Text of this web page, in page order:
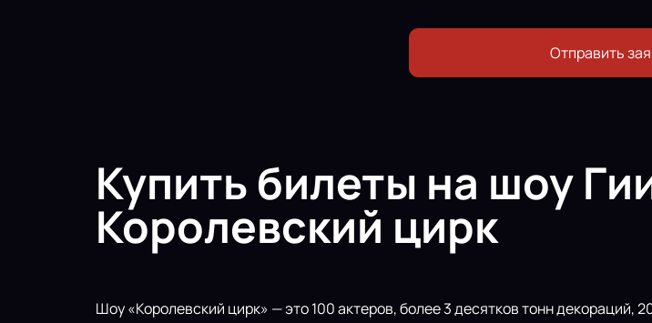
Отправить
Купить билеты на шоу
Королевский цирк
Шоу «Королевский цирк» — это 100 актеров, более 3 десятков тонн